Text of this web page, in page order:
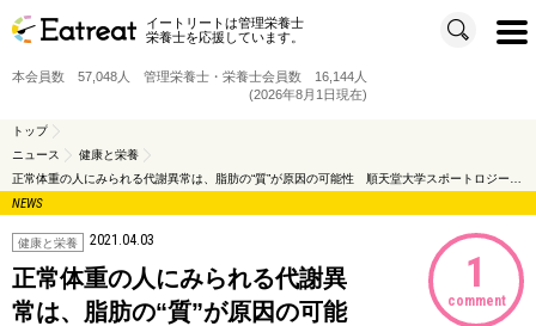
イートリートは管理栄養士
栄養士を応援しています。
t
o
t
i
本会員数 57,048人 管理栄養士・栄養士会員数 16,144人
(2026年8月1日現在)
トップ
ニュース
健康と栄養
NEWS
健康と栄養 2021.04.03
正常体重の人にみられる代謝異
常は、脂肪の“質”が原因の可能
1
comment